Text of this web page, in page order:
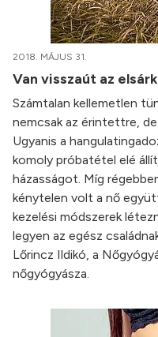
2018. MÁJUS 31.
Van visszaút az
Számtalan kellemetlen
nemcsak az érintettre,
Ugyanis a
komoly próbatétel elé
házasságot. Míg
kénytelen volt a nő
kezelési módszerek
legyen az egész
Lőrincz Ildikó, a
nőgyógyásza.